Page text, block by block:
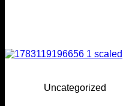
Uncategorized